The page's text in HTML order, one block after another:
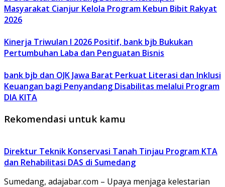
Masyarakat Cianjur Kelola Program Kebun Bibit Rakyat
2026
Kinerja Triwulan I 2026 Positif, bank bjb Bukukan
Pertumbuhan Laba dan Penguatan Bisnis
bank bjb dan OJK Jawa Barat Perkuat Literasi dan Inklusi
Keuangan bagi Penyandang Disabilitas melalui Program
DIA KITA
Rekomendasi untuk kamu
Direktur Teknik Konservasi Tanah Tinjau Program KTA
dan Rehabilitasi DAS di Sumedang
Sumedang, adajabar.com – Upaya menjaga kelestarian